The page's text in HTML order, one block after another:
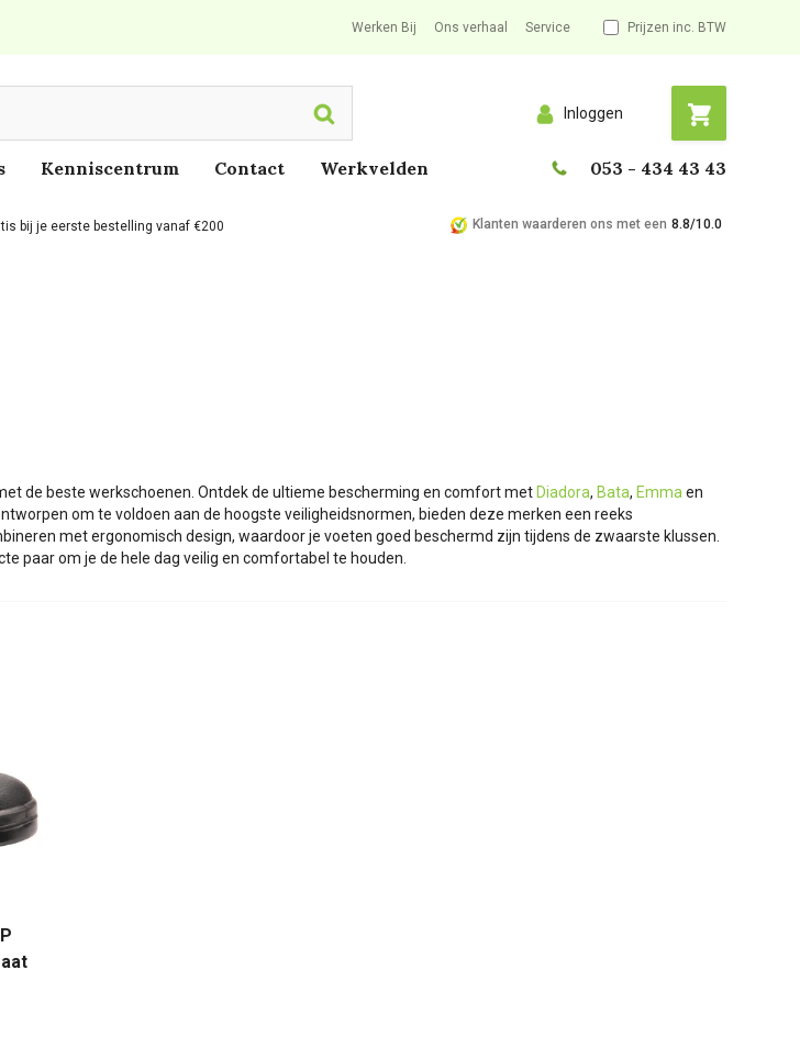
Werken Bij Ons verhaal Service Prijzen inc. BTW
Search Inloggen
Kenniscentrum Contact Werkvelden 053 - 434 43 43
bij je eerste bestelling vanaf €200 Klanten waarderen ons met een 8.8/10.0
de beste werkschoenen. Ontdek de ultieme bescherming en comfort met Diadora, Bata, Emma en
om te voldoen aan de hoogste veiligheidsnormen, bieden deze merken een reeks
met ergonomisch design, waardoor je voeten goed beschermd zijn tijdens de zwaarste klussen.
paar om je de hele dag veilig en comfortabel te houden.